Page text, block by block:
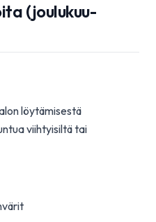
(joulukuu-
löytämisestä
viihtyisiltä tai